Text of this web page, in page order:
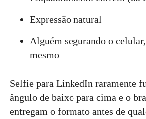
Expressão natural
Alguém segurando o
mesmo
Selfie para LinkedIn raramente
ângulo de baixo para cima e o
entregam o formato antes de